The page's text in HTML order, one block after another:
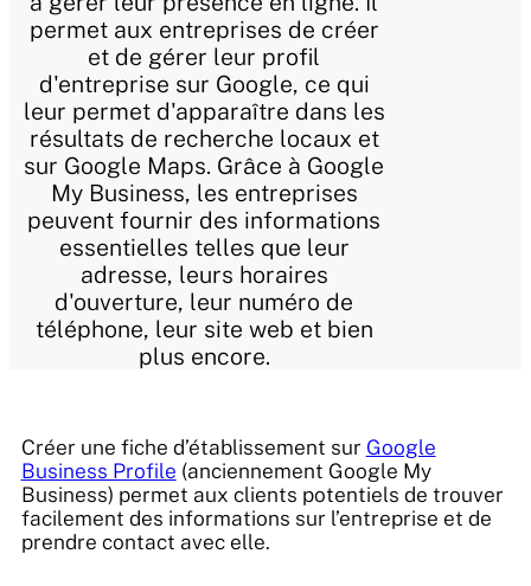
permet aux entreprises de créer
et de gérer leur profil
d'entreprise sur Google, ce qui
leur permet d'apparaître dans les
résultats de recherche locaux et
sur Google Maps. Grâce à Google
My Business, les entreprises
peuvent fournir des informations
essentielles telles que leur
adresse, leurs horaires
d'ouverture, leur numéro de
téléphone, leur site web et bien
plus encore.
Créer une fiche d’établissement sur Google
Business Profile (anciennement Google My
Business) permet aux clients potentiels de trouver
facilement des informations sur l’entreprise et de
prendre contact avec elle.